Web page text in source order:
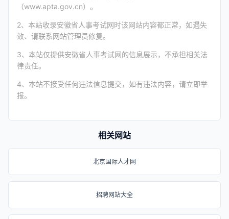
（www.apta.gov.cn）。
2、本站收录安徽省人事考试网时该网站内容都正常，如遇失
效、请联系网站管理员修复。
3、本站仅提供安徽省人事考试网的信息展示，不承担相关法
律责任。
4、本站不接受任何违法信息提交，如有违法内容，请立即举
报。
相关网站
北京国际人才网
招聘网站大全